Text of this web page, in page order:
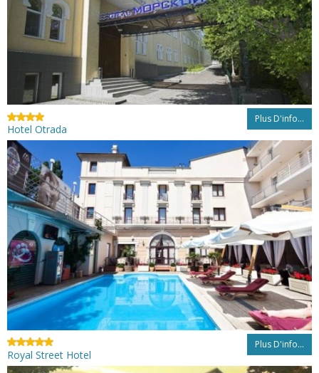
Plus D'info...
Hotel Otrada
Plus D'info...
Royal Street Hotel